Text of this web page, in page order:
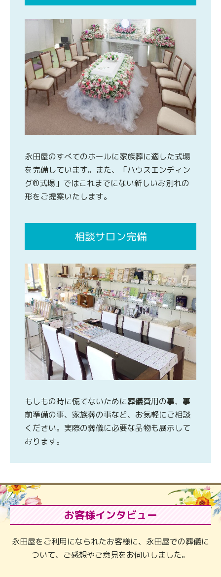
永田屋のすべてのホールに家族葬に適した式場
を完備しています。また、「ハウスエンディン
グ®式場」ではこれまでにない新しいお別れの
形をご提案いたします。
相談サロン完備
もしもの時に慌てないために葬儀費用の事、事
前準備の事、家族葬の事など、お気軽にご相談
ください。実際の葬儀に必要な品物も展示して
おります。
お客様インタビュー
永田屋をご利用になられたお客様に、永田屋での葬儀に
ついて、ご感想やご意見をお伺いしました。